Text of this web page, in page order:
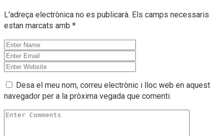
L'adreça electrònica no es publicarà. Els camps necessaris
estan marcats amb *
Desa el meu nom, correu electrònic i lloc web en aquest
navegador per a la pròxima vegada que comenti.